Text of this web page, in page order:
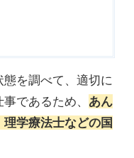
を調べて、適切に
であるため、 あん
学療法士などの国